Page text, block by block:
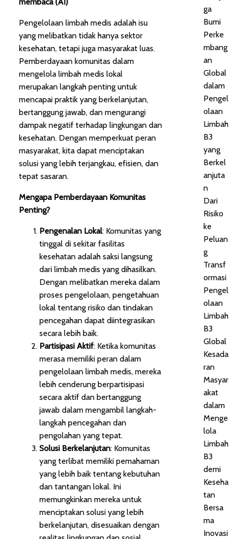
Pengelolaan limbah medis adalah isu
yang melibatkan tidak hanya sektor
kesehatan, tetapi juga masyarakat luas.
Pemberdayaan komunitas dalam
mengelola limbah medis lokal
merupakan langkah penting untuk
mencapai praktik yang berkelanjutan,
bertanggung jawab, dan mengurangi
dampak negatif terhadap lingkungan dan
kesehatan. Dengan memperkuat peran
masyarakat, kita dapat menciptakan
solusi yang lebih terjangkau, efisien, dan
tepat sasaran.
Mengapa Pemberdayaan Komunitas
Penting?
Pengenalan Lokal: Komunitas yang
tinggal di sekitar fasilitas
kesehatan adalah saksi langsung
dari limbah medis yang dihasilkan.
Dengan melibatkan mereka dalam
proses pengelolaan, pengetahuan
lokal tentang risiko dan tindakan
pencegahan dapat diintegrasikan
secara lebih baik.
Partisipasi Aktif: Ketika komunitas
merasa memiliki peran dalam
pengelolaan limbah medis, mereka
lebih cenderung berpartisipasi
secara aktif dan bertanggung
jawab dalam mengambil langkah-
langkah pencegahan dan
pengolahan yang tepat.
Solusi Berkelanjutan: Komunitas
yang terlibat memiliki pemahaman
yang lebih baik tentang kebutuhan
dan tantangan lokal. Ini
memungkinkan mereka untuk
menciptakan solusi yang lebih
berkelanjutan, disesuaikan dengan
ga
Bumi
Perke
mbang
an
Global
dalam
Pengel
olaan
Limbah
B3
yang
Berkel
anjuta
n
Dari
Risiko
ke
Peluan
g
Transf
ormasi
Pengel
olaan
Limbah
B3
Global
Kesada
ran
Masyar
akat
dalam
Menge
lola
Limbah
B3
demi
Keseha
tan
Bersa
ma
Inovasi